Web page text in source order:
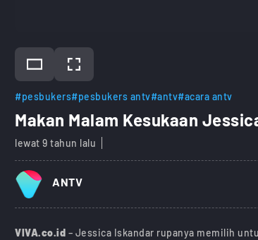
#pesbukers#pesbukers antv#antv#acara antv
Makan Malam Kesukaan
lewat 9 tahun lalu
ANTV
VIVA.co.id – Jessica Iskandar rupanya memilih